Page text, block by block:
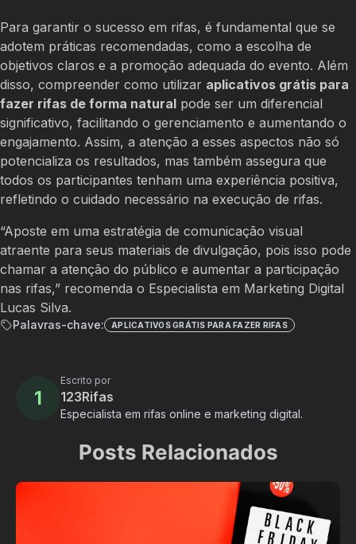
Para garantir o sucesso em rifas, é fundamental que se
adotem práticas recomendadas, como a escolha de
objetivos claros e a promoção adequada do evento. Além
disso, compreender como utilizar aplicativos grátis para
fazer rifas de forma natural pode ser um diferencial
significativo, facilitando o gerenciamento e aumentando o
engajamento. Assim, a atenção a esses aspectos não só
potencializa os resultados, mas também assegura que
todos os participantes tenham uma experiência positiva,
refletindo o cuidado necessário na execução de rifas.
“Aposte em uma estratégia de comunicação visual
atraente para seus materiais de divulgação, pois isso pode
chamar a atenção do público e aumentar a participação
nas rifas,” recomenda o Especialista em Marketing Digital
Lucas Silva.
Palavras-chave: APLICATIVOS GRÁTIS PARA FAZER RIFAS
1
Escrito por
123Rifas
Especialista em rifas online e marketing digital.
Posts Relacionados